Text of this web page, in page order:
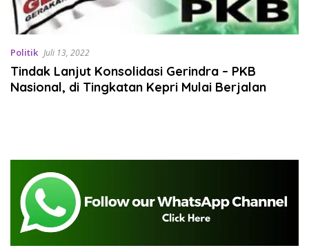
Politik Juli 13, 2022
Tindak Lanjut Konsolidasi Gerindra – PKB
Nasional, di Tingkatan Kepri Mulai Berjalan